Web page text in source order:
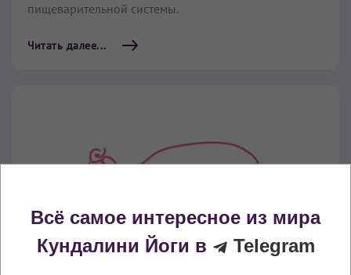
пищеварительной системы.
Читать далее...
Всё самое интересное из мира
Кундалини Йоги в
Telegram